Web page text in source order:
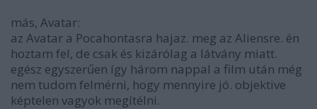
más, Avatar:
az Avatar a Pocahontasra hajaz. meg az Aliensre. én
hoztam fel, de csak és kizárólag a látvány miatt.
egész egyszerűen így három nappal a film után még
nem tudom felmérni, hogy mennyire jó. objektive
képtelen vagyok megítélni.